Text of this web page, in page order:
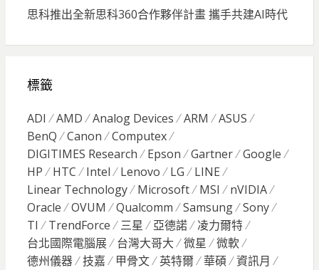
思科推出全新思科360合作夥伴計畫 攜手共建AI時代
標籤
ADI AMD Analog Devices ARM
ASUS
BenQ
Canon
Computex
DIGITIMES Research
Epson Gartner
Google
HP
HTC Intel Lenovo LG
LINE
Linear Technology
Microsoft MSI
nVIDIA
Oracle
OVUM Qualcomm Samsung
Sony
TI
TrendForce 三星 亞德諾
凌力爾特
台北國際電腦展
台灣大哥大 微星
微軟
德州儀器
技嘉 甲骨文 英特爾 華碩
資訊月